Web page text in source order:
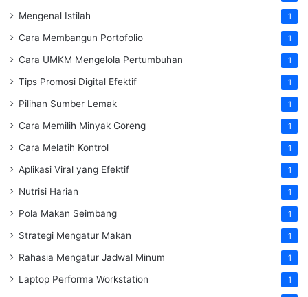
Mengenal Istilah 1
Cara Membangun Portofolio 1
Cara UMKM Mengelola Pertumbuhan 1
Tips Promosi Digital Efektif 1
Pilihan Sumber Lemak 1
Cara Memilih Minyak Goreng 1
Cara Melatih Kontrol 1
Aplikasi Viral yang Efektif 1
Nutrisi Harian 1
Pola Makan Seimbang 1
Strategi Mengatur Makan 1
Rahasia Mengatur Jadwal Minum 1
Laptop Performa Workstation 1